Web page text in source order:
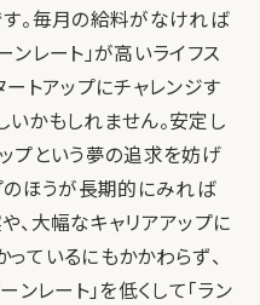
。毎月の給料がなければ
ンレート」が高いライフス
ートアップにチャレンジす
かもしれません。安定し
プという夢の追求を妨げ
のほうが長期的にみれば
、大幅なキャリアアップに
ているにもかかわらず、
ンレート」を低くして「ラン